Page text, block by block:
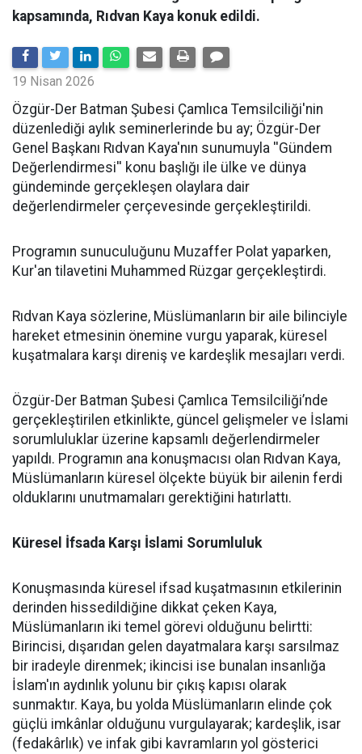
kapsamında, Rıdvan Kaya konuk edildi.
19 Nisan 2026
​Özgür-Der Batman Şubesi Çamlıca Temsilciliği'nin
düzenlediği aylık seminerlerinde bu ay; Özgür-Der
Genel Başkanı Rıdvan Kaya'nın sunumuyla ''Gündem
Değerlendirmesi'' konu başlığı ile ülke ve dünya
gündeminde gerçekleşen olaylara dair
değerlendirmeler çerçevesinde gerçekleştirildi.
Programın sunuculuğunu Muzaffer Polat yaparken,
Kur'an tilavetini Muhammed Rüzgar gerçekleştirdi.
Rıdvan Kaya sözlerine, Müslümanların bir aile bilinciyle
hareket etmesinin önemine vurgu yaparak, küresel
kuşatmalara karşı direniş ve kardeşlik mesajları verdi.
Özgür-Der Batman Şubesi Çamlıca Temsilciliği’nde
gerçekleştirilen etkinlikte, güncel gelişmeler ve İslami
sorumluluklar üzerine kapsamlı değerlendirmeler
yapıldı. Programın ana konuşmacısı olan Rıdvan Kaya,
Müslümanların küresel ölçekte büyük bir ailenin ferdi
olduklarını unutmamaları gerektiğini hatırlattı.
Küresel İfsada Karşı İslami Sorumluluk
Konuşmasında küresel ifsad kuşatmasının etkilerinin
derinden hissedildiğine dikkat çeken Kaya,
Müslümanların iki temel görevi olduğunu belirtti:
Birincisi, dışarıdan gelen dayatmalara karşı sarsılmaz
bir iradeyle direnmek; ikincisi ise bunalan insanlığa
İslam'ın aydınlık yolunu bir çıkış kapısı olarak
sunmaktır. Kaya, bu yolda Müslümanların elinde çok
güçlü imkânlar olduğunu vurgulayarak; kardeşlik, isar
(fedakârlık) ve infak gibi kavramların yol gösterici